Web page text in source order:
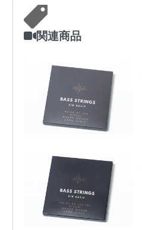
関連商品